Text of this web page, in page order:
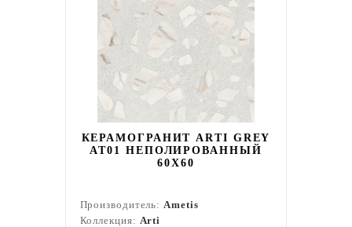
КЕРАМОГРАНИТ ARTI GREY
AT01 НЕПОЛИРОВАННЫЙ
60X60
Производитель:Ametis
Коллекция: Arti